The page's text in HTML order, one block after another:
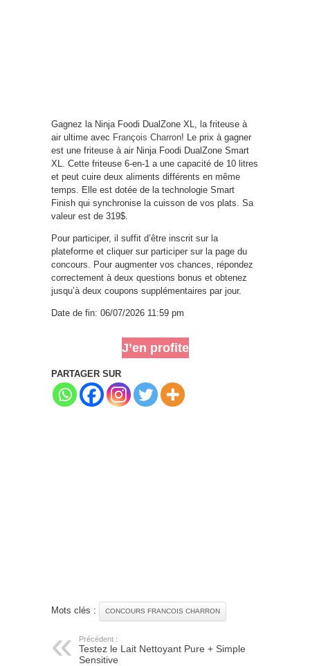
Gagnez la Ninja Foodi DualZone XL, la friteuse à
air ultime avec François Charron! Le prix à gagner
est une friteuse à air Ninja Foodi DualZone Smart
XL. Cette friteuse 6-en-1 a une capacité de 10 litres
et peut cuire deux aliments différents en même
temps. Elle est dotée de la technologie Smart
Finish qui synchronise la cuisson de vos plats. Sa
valeur est de 319$.
Pour participer, il suffit d’être inscrit sur la
plateforme et cliquer sur participer sur la page du
concours. Pour augmenter vos chances, répondez
correctement à deux questions bonus et obtenez
jusqu’à deux coupons supplémentaires par jour.
Date de fin: 06/07/2026 11:59 pm
J’en profite
PARTAGER SUR
Mots clés : CONCOURS FRANCOIS CHARRON
Précédent :
Testez le Lait Nettoyant Pure + Simple
Sensitive